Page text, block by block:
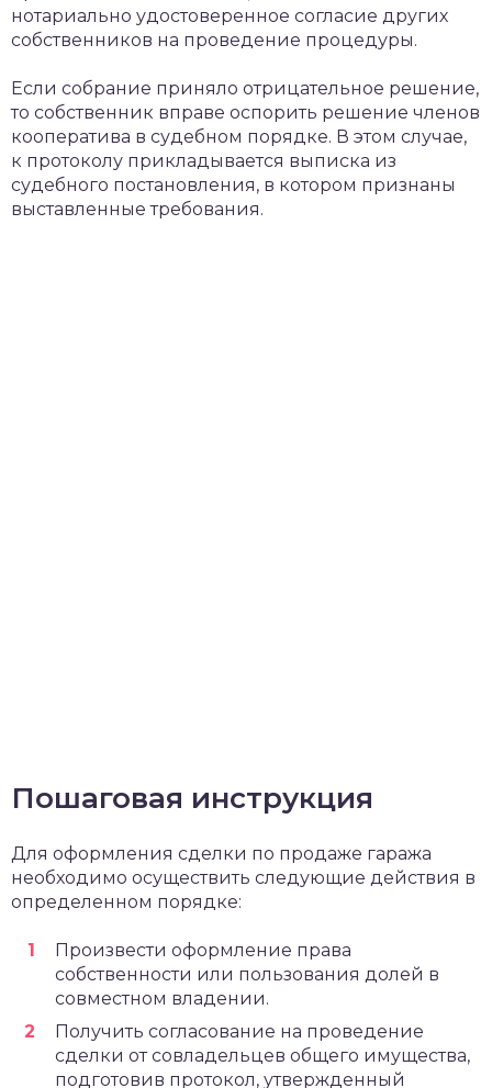
нотариально удостоверенное согласие других
собственников на проведение процедуры.
Если собрание приняло отрицательное решение,
то собственник вправе оспорить решение членов
кооператива в судебном порядке. В этом случае,
к протоколу прикладывается выписка из
судебного постановления, в котором признаны
выставленные требования.
Пошаговая инструкция
Для оформления сделки по продаже гаража
необходимо осуществить следующие действия в
определенном порядке:
Произвести оформление права
собственности или пользования долей в
совместном владении.
Получить согласование на проведение
сделки от совладельцев общего имущества,
подготовив протокол, утвержденный